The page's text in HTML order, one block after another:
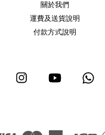
關於我們
運費及送貨說明
付款方式說明
Facebook Instagram YouTube